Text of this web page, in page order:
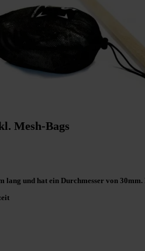
Mesh-Bags
lang und hat ein Durchmesser von